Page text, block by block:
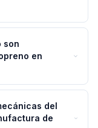
son
en
del
de